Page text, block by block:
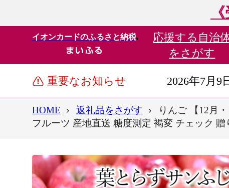
イオンカードのふるさと納税 応援する 自治
をさがす
重要なお知らせ 2026年7月9
HOME 返礼品をさがす
りんご 【12月
フルーツ 産地直送 糖度測定 褐変 チェック 贈